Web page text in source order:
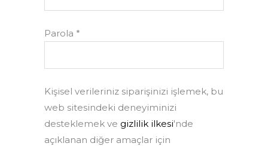
Parola *
Kişisel verileriniz siparişinizi işlemek, bu
web sitesindeki deneyiminizi
desteklemek ve gizlilik ilkesi'nde
açıklanan diğer amaçlar için